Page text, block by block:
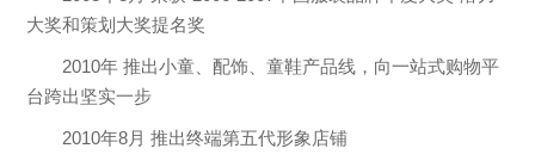
大奖和策划大奖提名奖
2010年 推出小童、配饰、童鞋产品线，向一站式购物平
台跨出坚实一步
2010年8月 推出终端第五代形象店铺